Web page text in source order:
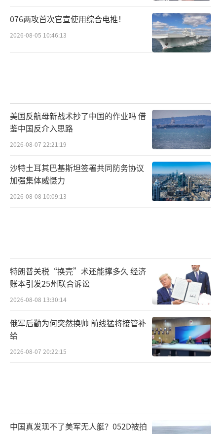
076两攻首次官宣使用综合电推！
2026-08-05 10:46:13
美国反航母新战术抄了中国的作业吗 借
鉴中国反介入思路
2026-08-07 22:21:19
沙特土耳其巴基斯坦签署共同防务协议
加强集体威慑力
2026-08-08 10:09:13
特朗普关税“换壳”术还能撑多久 经济
账本引发25州联合诉讼
2026-08-08 13:30:14
俄军后勤为何突然换帅 前线猛将接管补
给
2026-08-07 20:22:15
中国真发现不了美军无人艇？052D被拍